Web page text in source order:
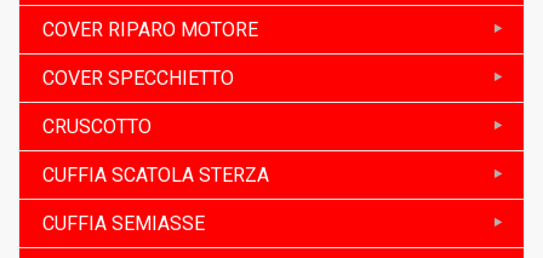
COVER RIPARO MOTORE
COVER SPECCHIETTO
CRUSCOTTO
CUFFIA SCATOLA STERZA
CUFFIA SEMIASSE